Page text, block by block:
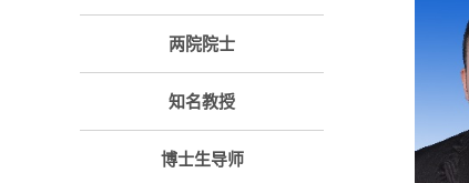
两院院士
知名教授
博士生导师